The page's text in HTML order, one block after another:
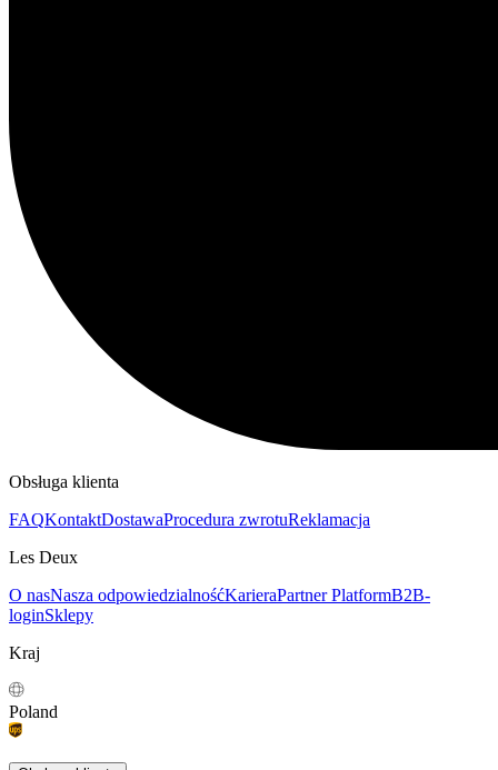
Obsługa klienta
FAQKontaktDostawaProcedura zwrotuReklamacja
O nasNasza odpowiedzialnośćKarieraPartner Platform
loginSklepy
Kraj
Poland